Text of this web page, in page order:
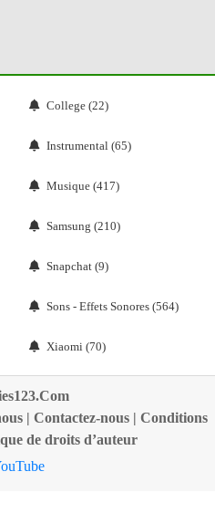
College (22)
Instrumental (65)
Musique (417)
Samsung (210)
Snapchat (9)
Sons - Effets Sonores (564)
Xiaomi (70)
| Contactez-nous| Conditions
de droits d’auteur